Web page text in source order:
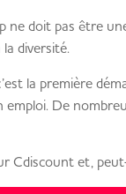
doit pas être
diversité.
la première
De
Cdiscount et,